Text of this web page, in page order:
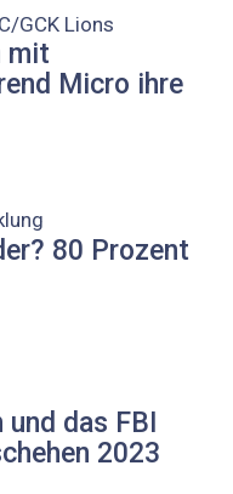
GCK Lions
mit
Micro ihre
80 Prozent
das FBI
2023